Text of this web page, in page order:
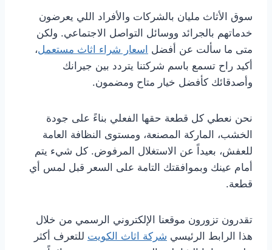
سوق الأثاث مليان بالشركات والأفراد اللي يعرضون
خدماتهم بالجرائد ووسائل التواصل الاجتماعي. ولكن
متى ما سألت عن أفضل اسعار شراء اثاث مستعمل،
أكيد راح تسمع باسم شركتنا يتردد بين جيرانك
وأصدقائك كأفضل خيار متاح ومضمون.
نحن نعطي كل قطعة حقها الفعلي بناءً على جودة
الخشب، الماركة المصنعة، ومستوى النظافة العامة
للعفش، بعيداً عن الاستغلال المرفوض. كل شيء يتم
أمام عينك وبموافقتك التامة على السعر قبل لمس أي
قطعة.
تقدرون تزورون موقعنا الإلكتروني الرسمي من خلال
هذا الرابط الرئيسي شركة اثاث الكويت للتعرف أكثر